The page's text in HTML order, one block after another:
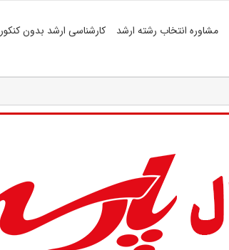
مشاوره انتخاب رشته ارشد کارشناسی ارشد بدون کنکور